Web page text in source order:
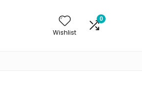
Wishlist
0